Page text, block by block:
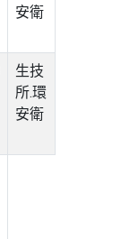
安衛
生技
所.環
安衛